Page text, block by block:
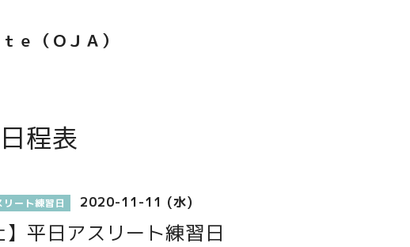
（ＯＪＡ）
程表
ート練習日 2020-11-11 (水)
】平日アスリート練習日